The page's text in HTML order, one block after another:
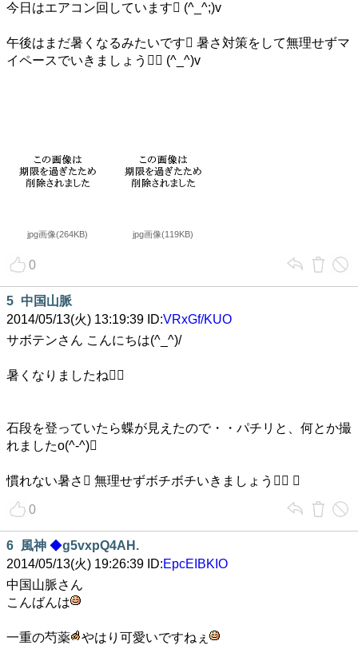
今日はエアコン回しています (^_^;)v
午後はまだ暑くなるみたいです 暑さ対策をして無理せずマ
イペースでいきましょう (^_^)v
jpg画像(264KB) jpg画像(119KB)
0
5 中国山脈
2014/05/13(火) 13:19:39 ID:VRxGf/KUO
サボテンさん こんにちは(^_^)/
暑くなりましたね
石段を登っていたら蝶が見えたので・・パチリと、何とか撮
れましたo(^-^)
慣れない暑さ 無理せずボチボチいきましょう 
0
6 風神 ◆g5vxpQ4AH.
2014/05/13(火) 19:26:39 ID:EpcEIBKIO
中国山脈さん
こんばんは
一重の芍薬 やはり可愛いですねぇ